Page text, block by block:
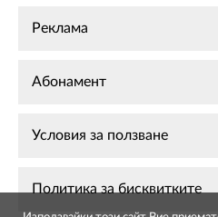
Реклама
Абонамент
Условия за ползване
Политика за бисквитките